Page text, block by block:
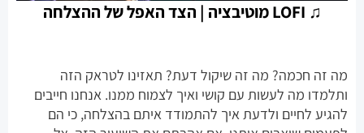
♫ LOFI מוטיבציה | הצד האפל של ההצלחה
מה זה חכמה? מה זה שיקול דעת? תאזינו לטראק הזה
ותלמדו מה לעשות עם קושי ואיך לצמוח ממנו. אנחנו חייבים
להגיע לחיים ולדעת איך להתמודד איתם בהצלחה, כי הם